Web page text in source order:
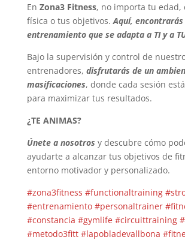
En Zona3 Fitness, no importa tu edad,
física o tus objetivos. Aquí, encontrarás
entrenamiento que se adapta a TI y a
Bajo la supervisión y control de
entrenadores, disfrutarás de un
masificaciones, donde cada sesión
para maximizar tus resultados.
¿TE ANIMAS?
Únete a nosotros y descubre cómo
ayudarte a alcanzar tus objetivos de
entorno motivador y personalizado.
#zona3fitness #functionaltraining
#entrenamiento #personaltrainer
#constancia #gymlife #circuittraining
#metodo3fitt #lapobladevallbona